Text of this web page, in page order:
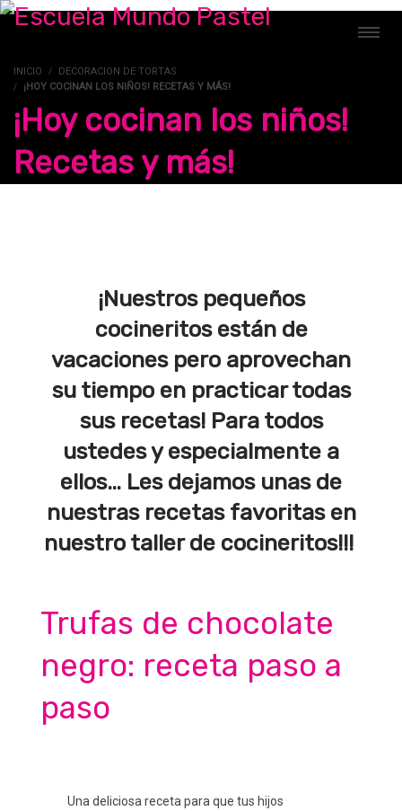
INICIO
DECORACION DE TORTAS
¡HOY COCINAN LOS NIÑOS! RECETAS Y MÁS!
¡Hoy cocinan los niños!
Recetas y más!
¡Nuestros pequeños
cocineritos están de
vacaciones pero aprovechan
su tiempo en practicar todas
sus recetas! Para todos
ustedes y especialmente a
ellos… Les dejamos unas de
nuestras recetas favoritas en
nuestro taller de cocineritos!!!
Trufas de chocolate
negro: receta paso a
paso
Una deliciosa receta para que tus hijos